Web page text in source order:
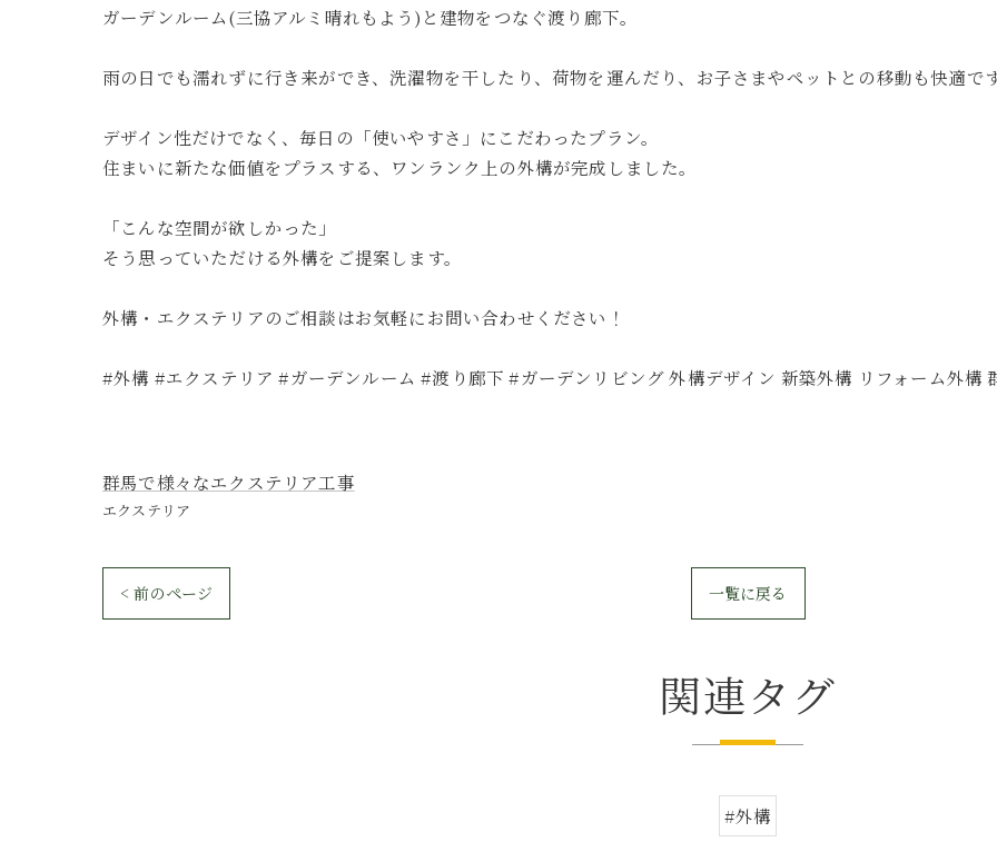
ガーデンルーム(三協アルミ晴れもよう)と建物をつなぐ渡り廊下。
雨の日でも濡れずに行き来ができ、洗濯物を干したり、荷物を運んだり、お子さまやペットとの移動も快適で
デザイン性だけでなく、毎日の「使いやすさ」にこだわったプラン。
住まいに新たな価値をプラスする、ワンランク上の外構が完成しました。
「こんな空間が欲しかった」
そう思っていただける外構をご提案します。
外構・エクステリアのご相談はお気軽にお問い合わせください！
#外構 #エクステリア #ガーデンルーム #渡り廊下 #ガーデンリビング 外構デザイン 新築外構 リフォーム外構
群馬で様々なエクステリア工事
エクステリア
< 前のページ 一覧に戻る
関連タグ
#外構